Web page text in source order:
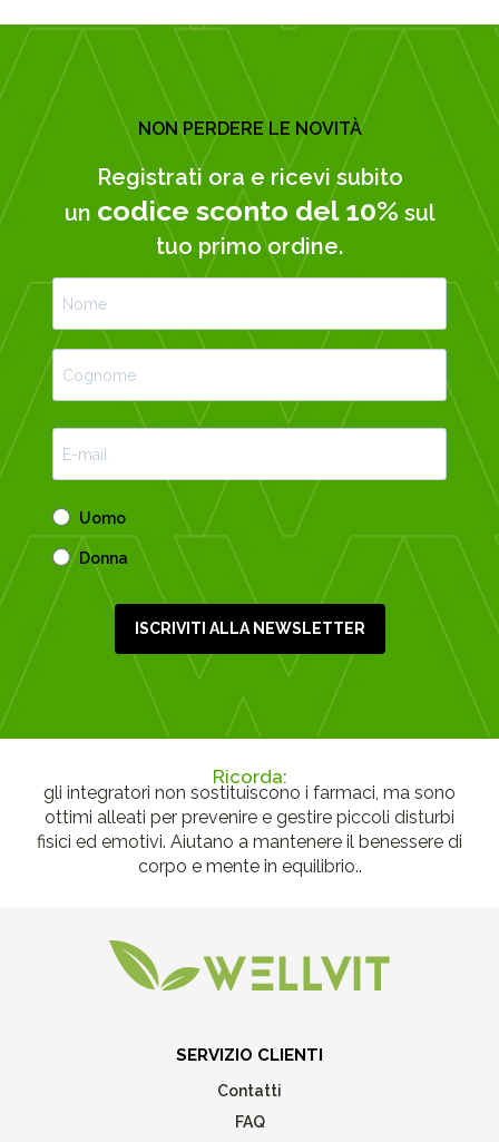
NON PERDERE LE NOVITÀ
Registrati ora e ricevi subito
un codice sconto del 10% sul
tuo primo ordine.
Uomo
Donna
ISCRIVITI ALLA NEWSLETTER
Ricorda:
gli integratori non sostituiscono i farmaci, ma sono
ottimi alleati per prevenire e gestire piccoli disturbi
fisici ed emotivi. Aiutano a mantenere il benessere di
corpo e mente in equilibrio..
SERVIZIO CLIENTI
Contatti
FAQ